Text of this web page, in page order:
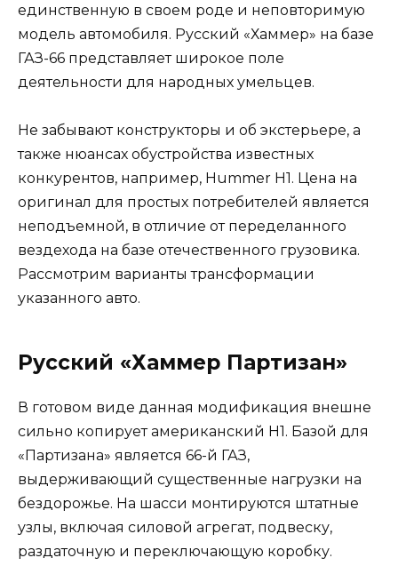
единственную в своем роде и неповторимую
модель автомобиля. Русский «Хаммер» на базе
ГАЗ-66 представляет широкое поле
деятельности для народных умельцев.
Не забывают конструкторы и об экстерьере, а
также нюансах обустройства известных
конкурентов, например, Hummer H1. Цена на
оригинал для простых потребителей является
неподъемной, в отличие от переделанного
вездехода на базе отечественного грузовика.
Рассмотрим варианты трансформации
указанного авто.
Русский «Хаммер Партизан»
В готовом виде данная модификация внешне
сильно копирует американский Н1. Базой для
«Партизана» является 66-й ГАЗ,
выдерживающий существенные нагрузки на
бездорожье. На шасси монтируются штатные
узлы, включая силовой агрегат, подвеску,
раздаточную и переключающую коробку.